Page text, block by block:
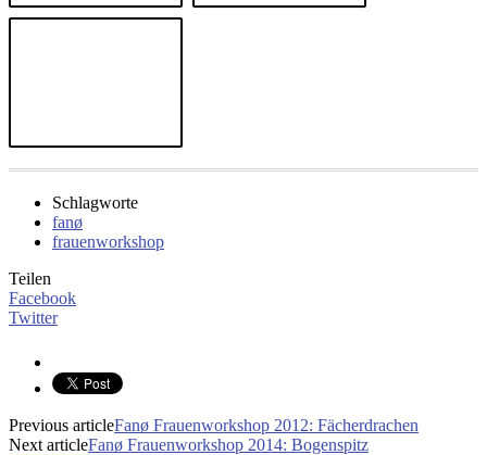
Schlagworte
fanø
frauenworkshop
Teilen
Facebook
Twitter
Previous articleFanø Frauenworkshop 2012: Fächerdrachen
Next articleFanø Frauenworkshop 2014: Bogenspitz